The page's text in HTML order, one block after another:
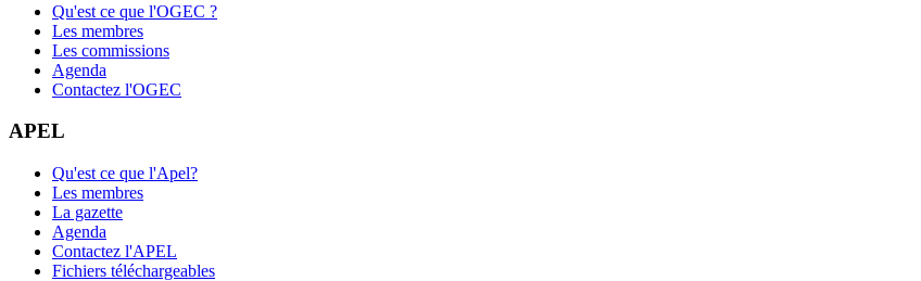
Qu'est ce que l'OGEC ?
Les membres
Les commissions
Agenda
Contactez l'OGEC
APEL
Qu'est ce que l'Apel?
Les membres
La gazette
Agenda
Contactez l'APEL
Fichiers téléchargeables